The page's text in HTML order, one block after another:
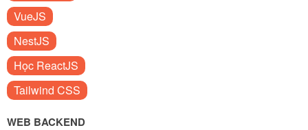
VueJS
NestJS
Học ReactJS
Tailwind CSS
WEB BACKEND